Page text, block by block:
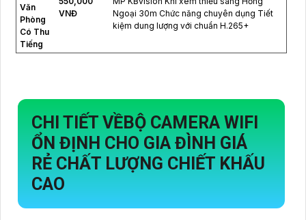
Văn
Phòng
Có Thu
Tiếng
VNĐ
Ngoại 30m Chức năng chuyên dụng Tiết
kiệm dung lượng với chuẩn H.265+
CHI TIẾT VỀBỘ CAMERA WIFI
ỔN ĐỊNH CHO GIA ĐÌNH GIÁ
RẺ CHẤT LƯỢNG CHIẾT KHẤU
CAO